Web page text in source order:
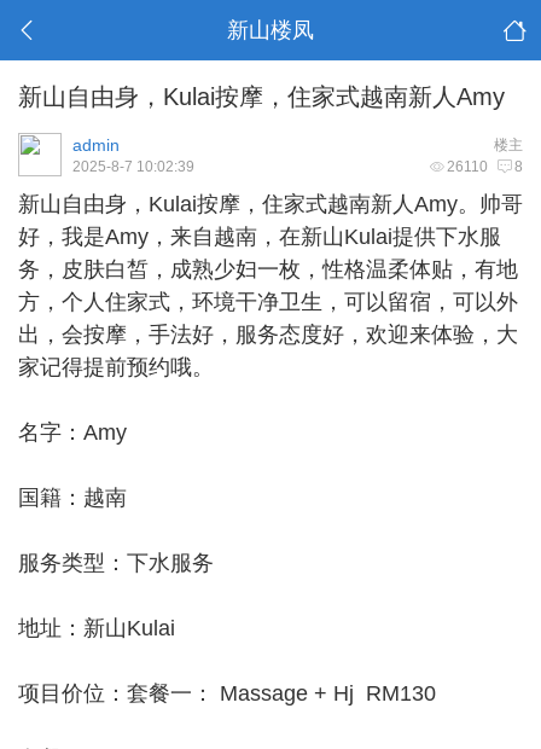
新山楼凤
新山自由身，Kulai按摩，住家式越南新人Amy
楼主
admin
26110 8
2025-8-7 10:02:39
新山自由身 ，Kulai按摩，住家式越南新人Amy。帅哥
好，我是Amy，来自越南，在新山Kulai提供下水服
务，皮肤白皙，成熟少妇一枚，性格温柔体贴，有地
方，个人住家式，环境干净卫生，可以留宿，可以外
出，会按摩，手法好，服务态度好，欢迎来体验，大
家记得提前预约哦。
名字：Amy
国籍：越南
服务类型：下水服务
地址：新山Kulai
项目价位：套餐一： Massage + Hj RM130